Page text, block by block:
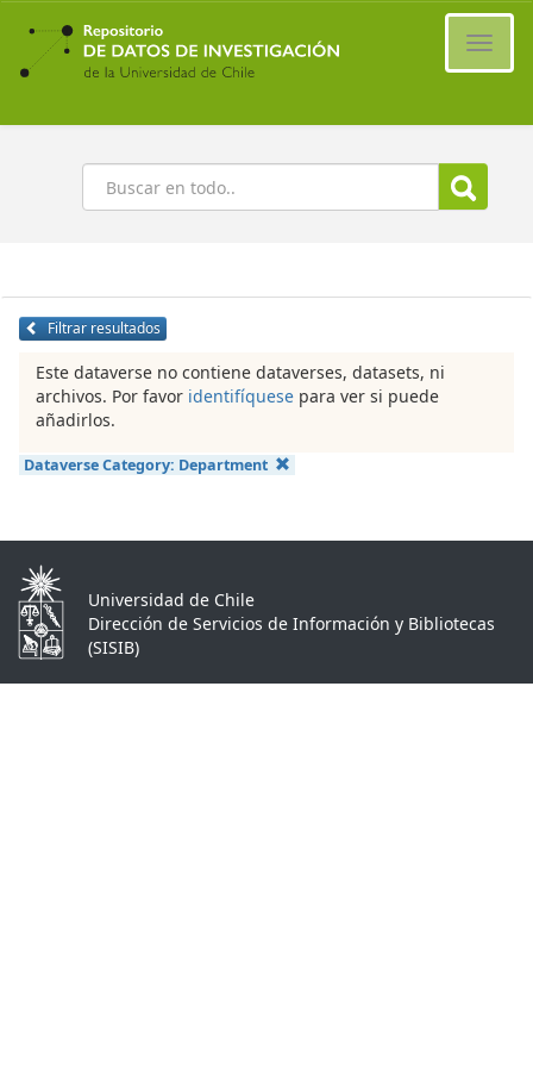
Ir
contenido
principal
Buscar
Filtrar resultados
Este dataverse no contiene dataverses, datasets, ni
archivos. Por favor identifíquese para ver si puede
añadirlos.
Dataverse Category: Department
Universidad de Chile
Dirección de Servicios de Información y Bibliotecas
(SISIB)